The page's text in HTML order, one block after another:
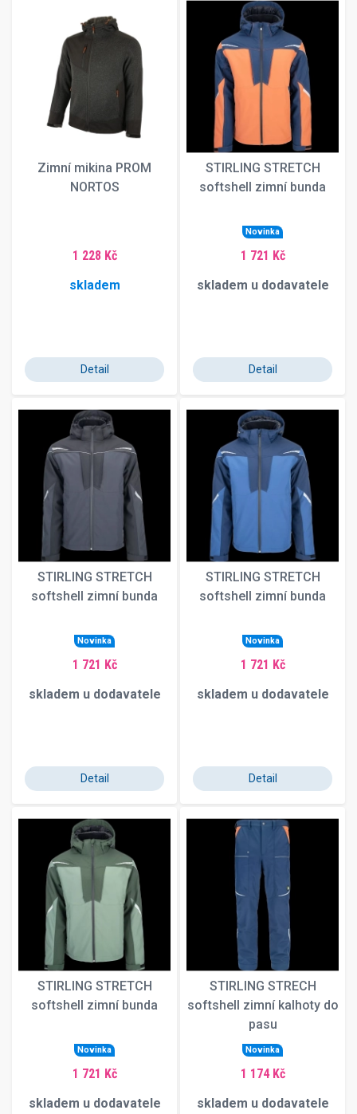
Zimní mikina PROM
NORTOS
1 228 Kč
skladem
Detail
STIRLING STRETCH
softshell zimní bunda
Novinka
1 721 Kč
skladem u dodavatele
Detail
STIRLING STRETCH
softshell zimní bunda
Novinka
1 721 Kč
skladem u dodavatele
Detail
STIRLING STRETCH
softshell zimní bunda
Novinka
1 721 Kč
skladem u dodavatele
Detail
STIRLING STRETCH
softshell zimní bunda
Novinka
1 721 Kč
skladem u dodavatele
STIRLING STRECH
softshell zimní kalhoty do
pasu
Novinka
1 174 Kč
skladem u dodavatele